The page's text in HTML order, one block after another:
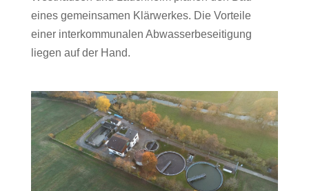
eines gemeinsamen Klärwerkes. Die Vorteile
einer interkommunalen Abwasserbeseitigung
liegen auf der Hand.